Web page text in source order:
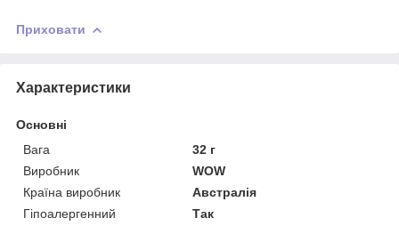
Приховати
Характеристики
Основні
Вага
32 г
Виробник
WOW
Країна виробник
Австралія
Гіпоалергенний
Так